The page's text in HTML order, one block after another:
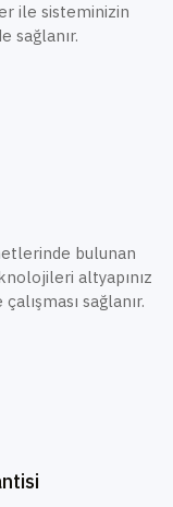
ile sisteminizin
sağlanır.
bulunan
altyapınız
sağlanır.